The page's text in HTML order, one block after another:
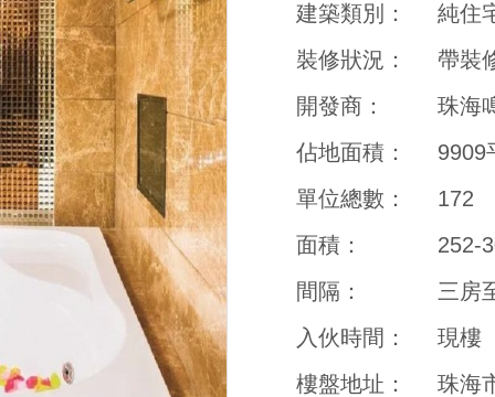
建築類別：
純住
裝修狀況：
帶裝
開發商：
珠海
佔地面積：
9909
單位總數：
172
面積：
252-
間隔：
三房
入伙時間：
現樓
樓盤地址：
珠海